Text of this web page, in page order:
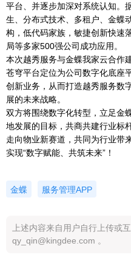
平台、并逐步加深对系统认知。
生、分布式技术、多租户、金蝶
构，低代码家族，敏捷创新快速
局等多家500强公司成功应用。
本次越秀服务与金蝶我家云合作
苍穹平台定位为公司数字化底座
创新业务，从而打造越秀服务数
展的未来战略。
双方将围绕数字化转型，立足金
地发展的目标，共商共建行业标
走向物业新赛道，共同为行业带
实现“数字赋能、共筑未来”！
金蝶 服务管理APP
上述内容来自用户自行上传或
qy_qin@kingdee.com 。